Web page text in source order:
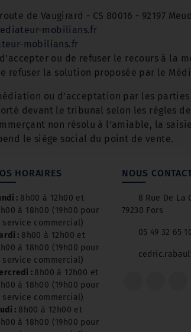
de Vaugirard - CS 80016 - 92197
mobilians.fr
mobilians.fr
ou de refuser le recours à la
refuser la solution proposée par le
ou d’acceptation par les
devant le tribunal selon les règles
non résolu à l’amiable, la
le siège social du point de vente.
HORAIRES
: 8h00 à 12h00 et
à 18h00 (19h00 pour
service commercial)
: 8h00 à 12h00 et
à 18h00 (19h00 pour
service commercial)
: 8h00 à 12h00 et
à 18h00 (19h00 pour
service commercial)
: 8h00 à 12h00 et
à 18h00 (19h00 pour
NOUS
8 Rue De La
79230 Fors
05 49 32 65